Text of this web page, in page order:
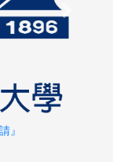
Next
』